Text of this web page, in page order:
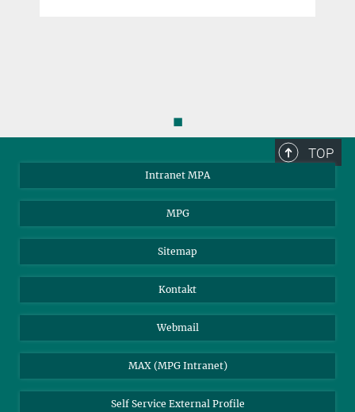
◼
TOP
Intranet MPA
MPG
Sitemap
Kontakt
Webmail
MAX (MPG Intranet)
Self Service External Profile